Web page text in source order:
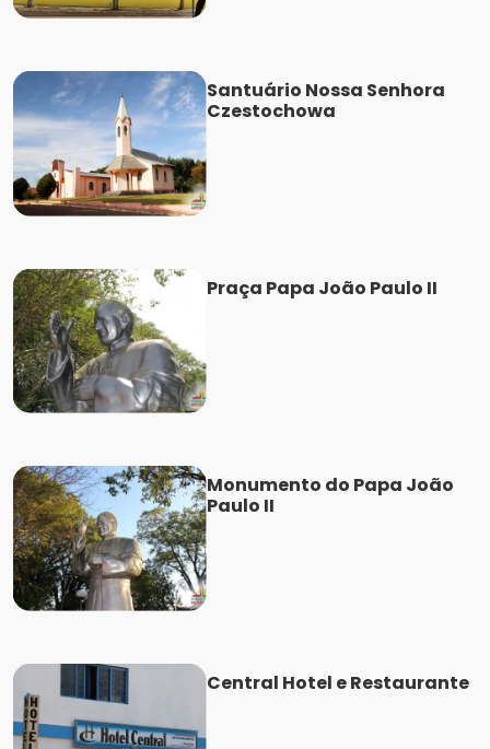
Santuário Nossa Senhora
Czestochowa
Praça Papa João Paulo II
Monumento do Papa João
Paulo II
Central Hotel e Restaurante